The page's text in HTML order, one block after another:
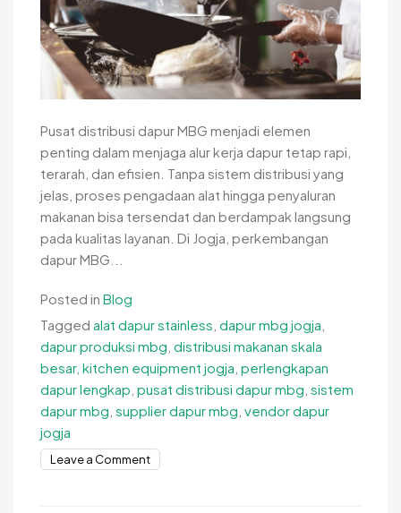
Pusat distribusi dapur MBG menjadi elemen
penting dalam menjaga alur kerja dapur tetap rapi,
terarah, dan efisien. Tanpa sistem distribusi yang
jelas, proses pengadaan alat hingga penyaluran
makanan bisa tersendat dan berdampak langsung
pada kualitas layanan. Di Jogja, perkembangan
dapur MBG...
Posted in Blog
Tagged alat dapur stainless dapur mbg jogja
dapur produksi mbg distribusi makanan skala
besar, kitchen equipment jogja perlengkapan
dapur lengkap pusat distribusi dapur mbg sistem
dapur mbg supplier dapur mbg vendor dapur
jogja
Leave a Commenton